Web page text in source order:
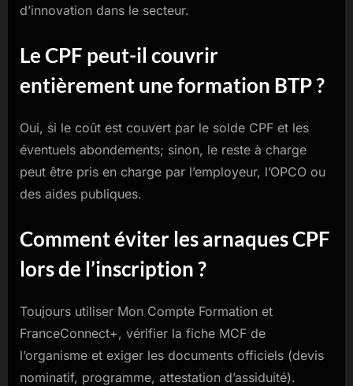
d’innovation dans le secteur.
Le CPF peut-il couvrir
entièrement une formation BTP ?
Oui, si le coût est couvert par le solde CPF et les
éventuels abondements; sinon, le reste à charge
peut être pris en charge par l’employeur, l’OPCO ou
des aides publiques.
Comment éviter les arnaques CPF
lors de l’inscription ?
Toujours utiliser Mon Compte Formation et
FranceConnect+, vérifier la fiche MCF de
l’organisme et exiger les documents officiels (devis
nominatif, programme, attestation d’assiduité).